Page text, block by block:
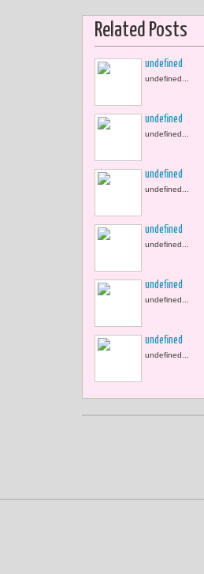
Related Posts
undefined
undefined...
undefined
undefined...
undefined
undefined...
undefined
undefined...
undefined
undefined...
undefined
undefined...